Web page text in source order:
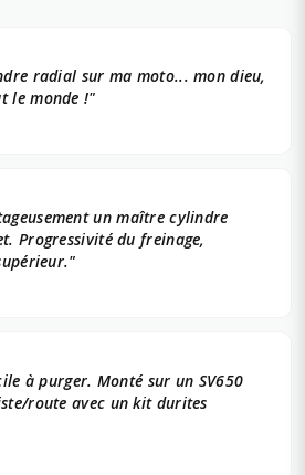
radial sur ma moto... mon dieu,
le monde !"
un maître cylindre
Progressivité du freinage,
à purger. Monté sur un SV650
route avec un kit durites